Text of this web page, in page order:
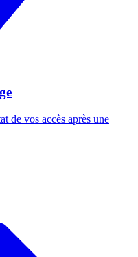
de vos accès après une